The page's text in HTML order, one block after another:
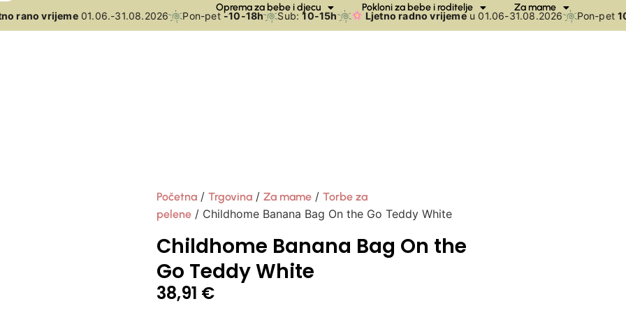
rano vrijeme01.06.-31.08.2026 Pon-pet-10-18h Sub:10-15h Ljetno radno vrijemeu 01.06-31.08.2026 Pon-pet10-
Oprema za bebe i djecu Pokloni za bebe i roditelje Za mame
Početna / Trgovina / Za mame / Torbe za
pelene / Childhome Banana Bag On the Go Teddy White
Childhome Banana Bag On the
Go Teddy White
38,91 €